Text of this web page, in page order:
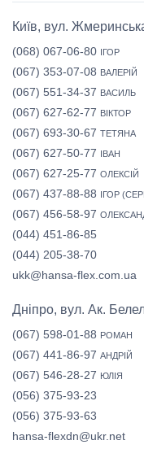
Київ, вул.
(068) 067-06-80 ІГОР
(067) 353-07-08 ВАЛЕРІЙ
(067) 551-34-37 ВАСИЛЬ
(067) 627-62-77 ВІКТОР
(067) 693-30-67 ТЕТЯНА
(067) 627-50-77 ІВАН
(067) 627-25-77 ОЛЕКСІЙ
(067) 437-88-88 ІГОР
(067) 456-58-97
(044) 451-86-85
(044) 205-38-70
ukk@hansa-flex.com.ua
Дніпро, вул. Ак.
(067) 598-01-88 РОМАН
(067) 441-86-97 АНДРІЙ
(067) 546-28-27 ЮЛІЯ
(056) 375-93-23
(056) 375-93-63
hansa-flexdn@ukr.net